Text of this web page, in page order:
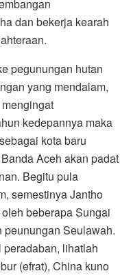
dan bekerja kearah
pegunungan hutan
yang mendalam,
kedepannya maka
kota baru
Aceh akan padat
Begitu pula
semestinya Jantho
beberapa Sungai
Seulawah.
lihatlah
(efrat), China kuno